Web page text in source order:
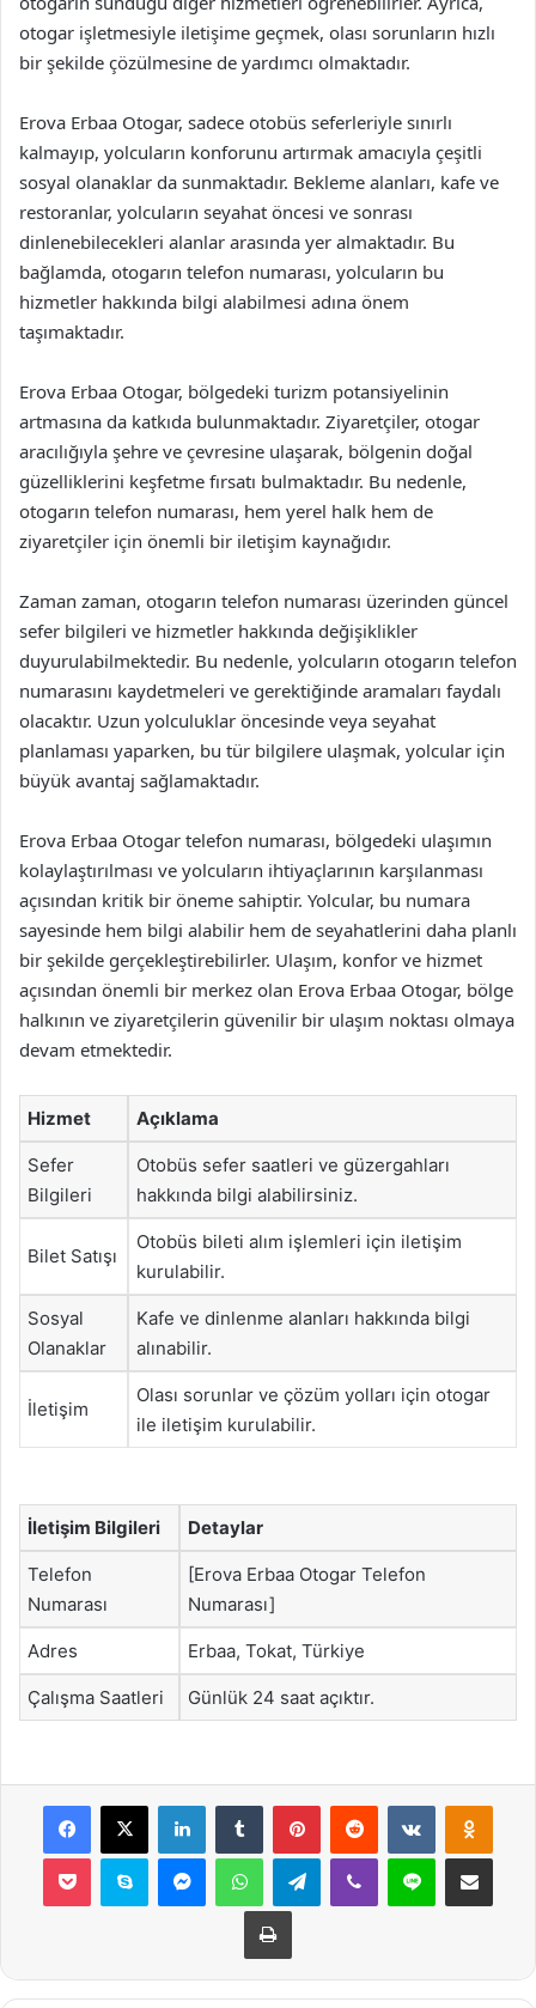
otogar işletmesiyle iletişime geçmek, olası sorunların hızlı
bir şekilde çözülmesine de yardımcı olmaktadır.
Erova Erbaa Otogar, sadece otobüs seferleriyle sınırlı
kalmayıp, yolcuların konforunu artırmak amacıyla çeşitli
sosyal olanaklar da sunmaktadır. Bekleme alanları, kafe ve
restoranlar, yolcuların seyahat öncesi ve sonrası
dinlenebilecekleri alanlar arasında yer almaktadır. Bu
bağlamda, otogarın telefon numarası, yolcuların bu
hizmetler hakkında bilgi alabilmesi adına önem
taşımaktadır.
Erova Erbaa Otogar, bölgedeki turizm potansiyelinin
artmasına da katkıda bulunmaktadır. Ziyaretçiler, otogar
aracılığıyla şehre ve çevresine ulaşarak, bölgenin doğal
güzelliklerini keşfetme fırsatı bulmaktadır. Bu nedenle,
otogarın telefon numarası, hem yerel halk hem de
ziyaretçiler için önemli bir iletişim kaynağıdır.
Zaman zaman, otogarın telefon numarası üzerinden güncel
sefer bilgileri ve hizmetler hakkında değişiklikler
duyurulabilmektedir. Bu nedenle, yolcuların otogarın telefon
numarasını kaydetmeleri ve gerektiğinde aramaları faydalı
olacaktır. Uzun yolculuklar öncesinde veya seyahat
planlaması yaparken, bu tür bilgilere ulaşmak, yolcular için
büyük avantaj sağlamaktadır.
Erova Erbaa Otogar telefon numarası, bölgedeki ulaşımın
kolaylaştırılması ve yolcuların ihtiyaçlarının karşılanması
açısından kritik bir öneme sahiptir. Yolcular, bu numara
sayesinde hem bilgi alabilir hem de seyahatlerini daha planlı
bir şekilde gerçekleştirebilirler. Ulaşım, konfor ve hizmet
açısından önemli bir merkez olan Erova Erbaa Otogar, bölge
halkının ve ziyaretçilerin güvenilir bir ulaşım noktası olmaya
devam etmektedir.
Hizmet Açıklama
Sefer
Bilgileri
Otobüs sefer saatleri ve güzergahları
hakkında bilgi alabilirsiniz.
Bilet Satışı
Otobüs bileti alım işlemleri için iletişim
kurulabilir.
Sosyal
Olanaklar
Kafe ve dinlenme alanları hakkında bilgi
alınabilir.
İletişim
Olası sorunlar ve çözüm yolları için otogar
ile iletişim kurulabilir.
İletişim Bilgileri Detaylar
Telefon
Numarası
[Erova Erbaa Otogar Telefon
Numarası]
Adres Erbaa, Tokat, Türkiye
Çalışma Saatleri Günlük 24 saat açıktır.
Facebook
X LinkedInTumblr PinterestReddit VKontakte
Pocket Skype MessengerWhatsAppTelegramViber Line E-Posta ile
Yazdır